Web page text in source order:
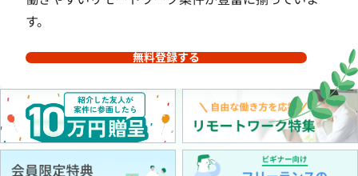
す。
無料登録する